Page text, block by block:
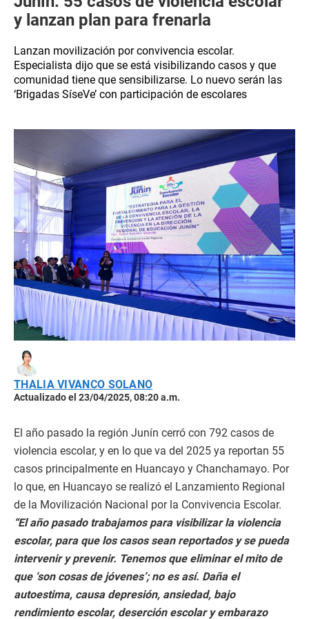
y lanzan plan para frenarla
Lanzan movilización por convivencia escolar.
Especialista dijo que se está visibilizando casos y que
comunidad tiene que sensibilizarse. Lo nuevo serán las
‘Brigadas SíseVe’ con participación de escolares
THALIA VIVANCO SOLANO
Actualizado el 23/04/2025, 08:20 a.m.
El año pasado la región Junín cerró con 792 casos de
violencia escolar, y en lo que va del 2025 ya reportan 55
casos principalmente en Huancayo y Chanchamayo. Por
lo que, en Huancayo se realizó el Lanzamiento Regional
de la Movilización Nacional por la Convivencia Escolar.
“El año pasado trabajamos para visibilizar la violencia
escolar, para que los casos sean reportados y se pueda
intervenir y prevenir. Tenemos que eliminar el mito de
que ‘son cosas de jóvenes’; no es así. Daña el
autoestima, causa depresión, ansiedad, bajo
rendimiento escolar, deserción escolar y embarazo